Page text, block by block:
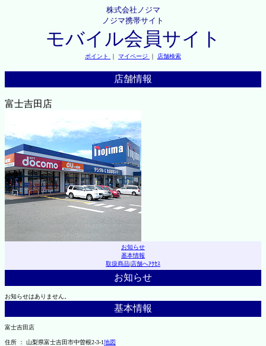
株式会社ノジマ
ノジマ携帯サイト
モバイル会員サイト
ポイント ｜ マイページ ｜ 店舗検索
店舗情報
富士吉田店
お知らせ
基本情報
取扱商品|店舗へｱｸｾｽ
お知らせ
お知らせはありません。
基本情報
富士吉田店
住所 ： 山梨県富士吉田市中曽根2-3-1地図